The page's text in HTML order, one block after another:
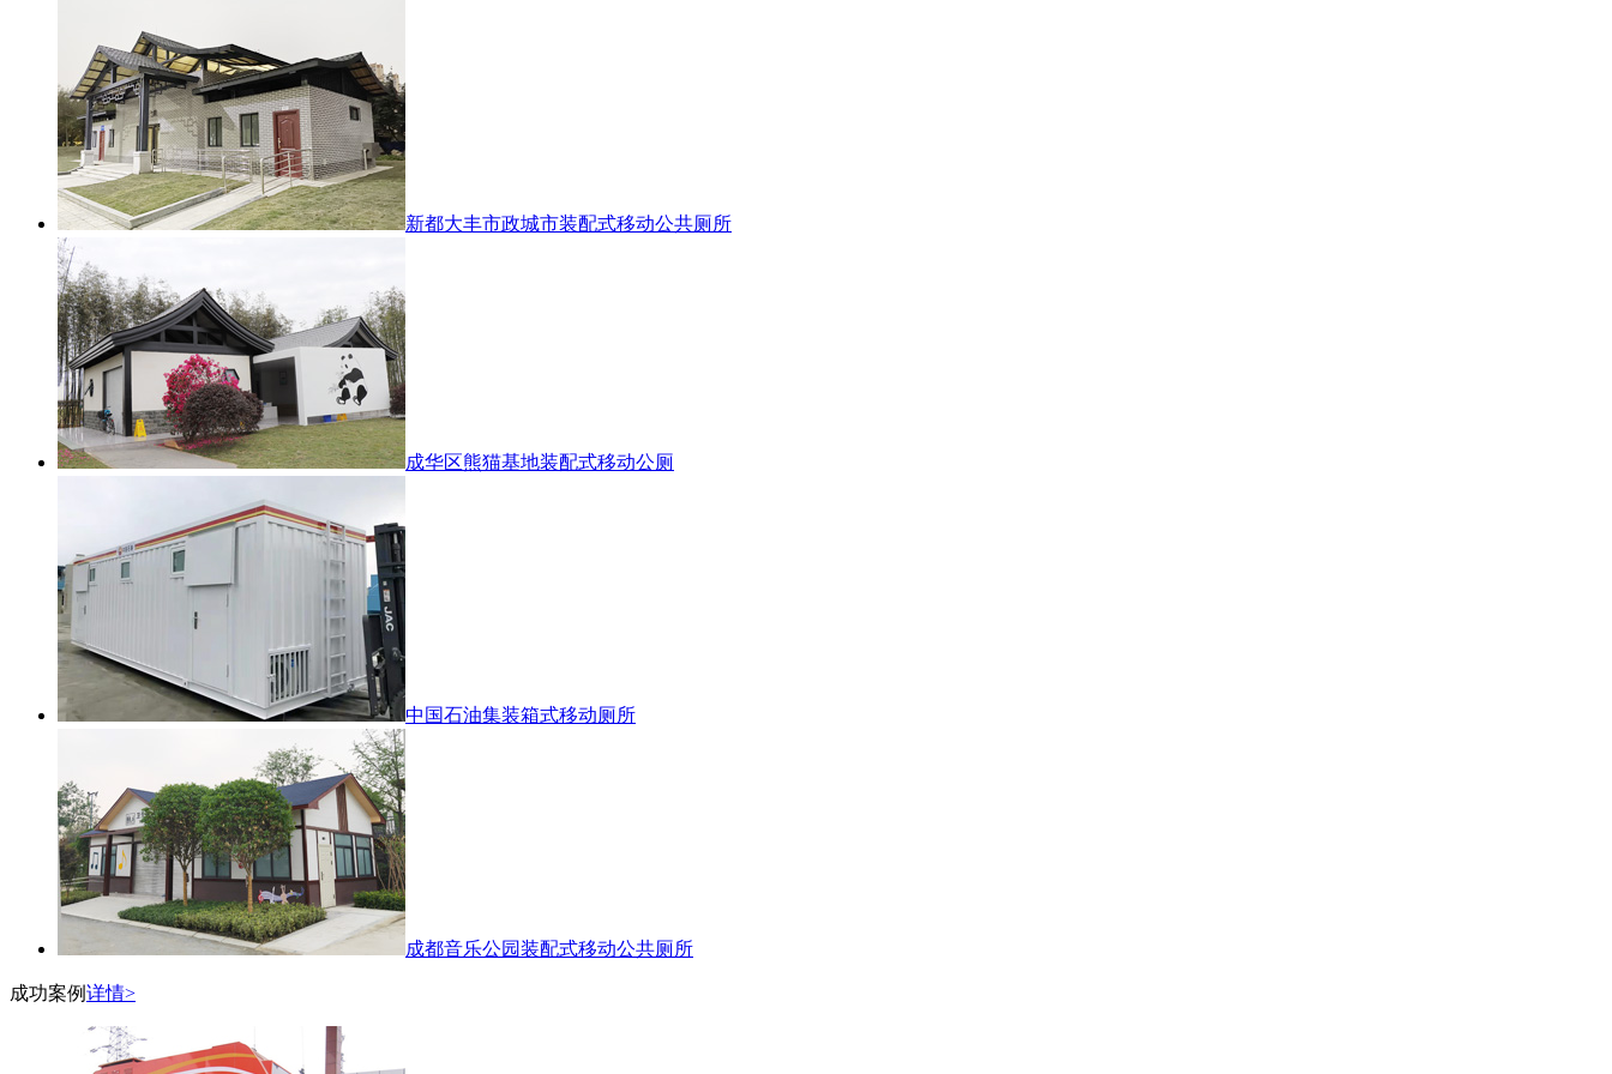
新都大丰市政城市装配式移动公共厕所
成华区熊猫基地装配式移动公厕
中国石油集装箱式移动厕所
成都音乐公园装配式移动公共厕所
成功案例详情>